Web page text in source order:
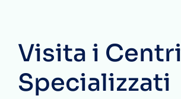
Visita i Centri
Specializzati